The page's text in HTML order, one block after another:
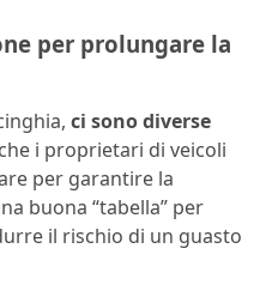
per prolungare la
ci sono diverse
che i proprietari di veicoli
per garantire la
buona “tabella” per
il rischio di un guasto